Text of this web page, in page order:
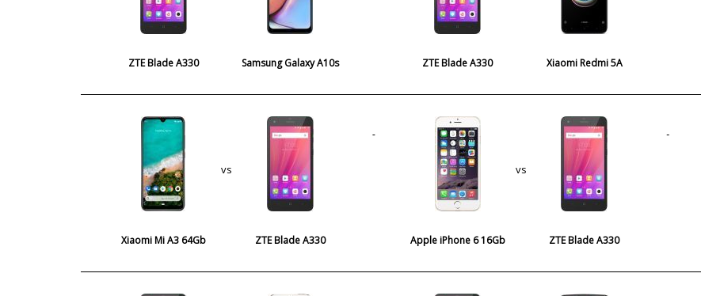
ZTE Blade A330 Samsung Galaxy A10s ZTE Blade A330 Xiaomi Redmi 5A
Xiaomi Mi A3 64Gb
vs
ZTE Blade A330 Apple iPhone 6 16Gb
vs
ZTE Blade A330